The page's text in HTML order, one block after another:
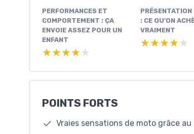
PERFORMANCES ET
COMPORTEMENT : ÇA
ENVOIE ASSEZ POUR UN
ENFANT
★★★★★
★★★★★
PRÉSENTATION
: CE QU’ON
VRAIMENT
★★★★★
★★★★★
POINTS FORTS
Vraies sensations de moto grâce